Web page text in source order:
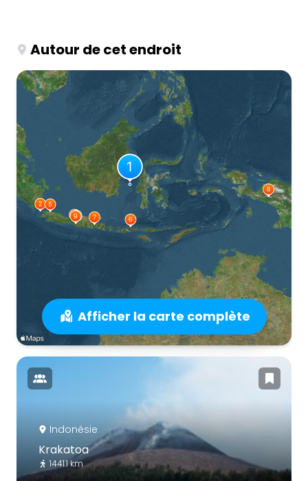
Autour de cet endroit
Afficher la carte complète
Indonésie
Krakatoa
1441.1 km